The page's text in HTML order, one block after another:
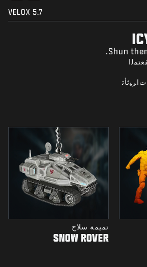
VELOX 5.7
Shun
تميمة سلاح
SNOW ROVER